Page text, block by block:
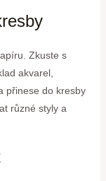
Zkuste s
akvarel,
přinese do kresby
různé styly a